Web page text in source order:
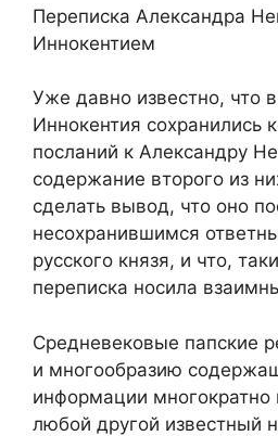
Переписка Александра
Иннокентием
Уже давно известно, что
Иннокентия сохранились
посланий к Александру
содержание второго из
сделать вывод, что оно
несохранившимся
русского князя, и что,
переписка носила
Средневековые папские
и многообразию
информации многократно
любой другой известный